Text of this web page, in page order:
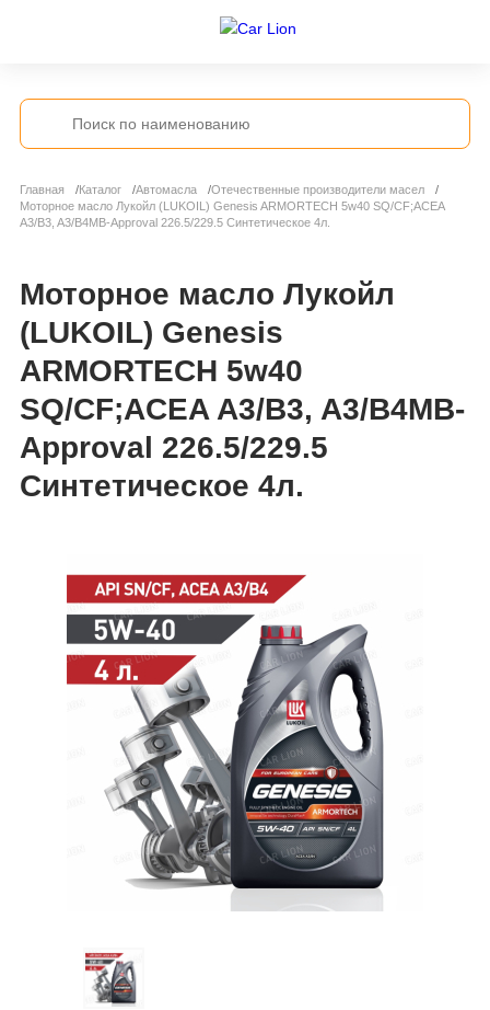
Главная Каталог Автомасла
Отечественные производители масел
Моторное масло Лукойл (LUKOIL) Genesis ARMORTECH 5w40 SQ/CF;ACEA
A3/B3, A3/B4MB-Approval 226.5/229.5 Синтетическое 4л.
Моторное масло Лукойл
(LUKOIL) Genesis
ARMORTECH 5w40
SQ/CF;ACEA A3/B3, A3/B4MB-
Approval 226.5/229.5
Синтетическое 4л.